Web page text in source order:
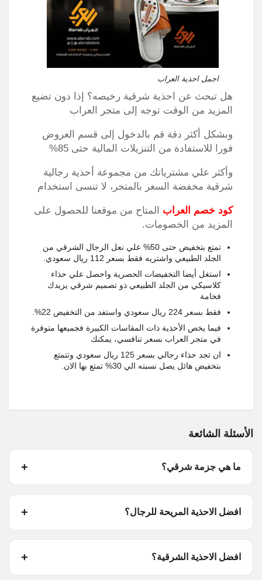
اجمل احذية العراب
هل تبحث عن احذية شرقية رخيصه؟ إذا دون تضيع
المزيد من الوقت توجه إلى متجر العراب
وبشكل أكثر دقة قم بالدخول إلى قسم العروض
فورا للاستفادة من التنزيلات المالية حتى 85%
وأكثر علي مشترياتك من مجموعة أحذية رجالية
شرقية مخفضة السعر بالمتجر، لا تنسى استخدام
كود خصم العراب
المتاح من موقعنا للحصول على
المزيد من الخصومات.
تمتع بتخفيض حتى 50% علي نعل الرجال الشرقي من
الجلد الطبيعي واشتريه فقط بسعر 112 ريال سعودي.
استغل أيضا التخفيضات الحصرية واحصل علي حذاء
كلاسيكي من الجلد الطبيعي ذو تصميم شرقي يزيدك
فخامة
فقط بسعر 224 ريال سعودي واستفد من التخفيض 22%.
فيما يخص الأحذية ذات المقاسات الكبيرة فجميعها متوفرة
في متجر العراب بسعر تنافسي، يمكنك
ان تجد حذاء رجالي بسعر 125 ريال سعودي وتتمتع
بتخفيض هائل يصل نسبته الي 30% تمتع بها الان.
الأسئلة الشائعة
ما هي جزمة شرقي؟
افضل الاحذية المريحة للرجال؟
افضل الاحذية الشرقية؟